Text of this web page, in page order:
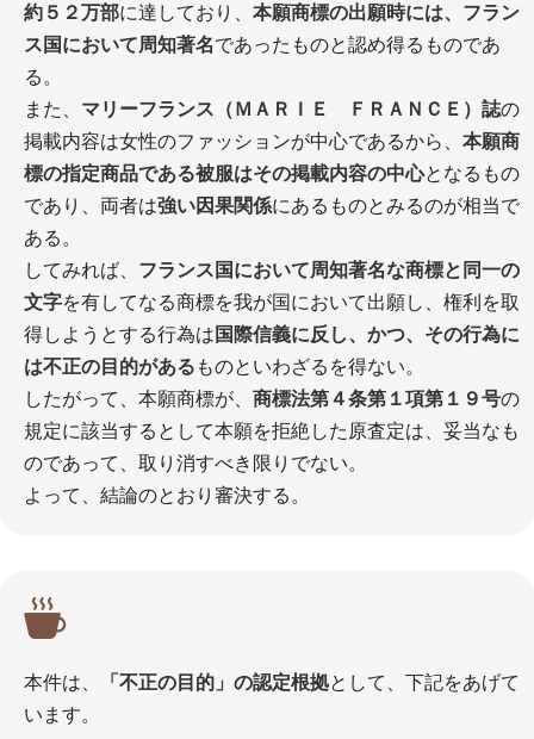
約５２万部に達しており、 本願商標の出願時には、フラン
ス国において周知著名であったものと認め得るものであ
る。
また、 マリーフランス（ＭＡＲＩＥ ＦＲＡＮＣＥ）誌の
掲載内容は女性のファッションが中心であるから、 本願商
標の指定商品である被服はその掲載内容の中心となるもの
であり、両者は強い因果関係にあるものとみるのが相当で
ある。
してみれば、 フランス国において周知著名な商標と同一の
文字を有してなる商標を我が国において出願し、権利を取
得しようとする行為は 国際信義に反し、かつ、その行為に
は不正の目的がある ものといわざるを得ない。
したがって、本願商標が、 商標法第４条第１項第１９号の
規定に該当するとして本願を拒絶した原査定は、妥当なも
のであって、取り消すべき限りでない。
よって、結論のとおり審決する。
本件は、 「不正の目的」の認定根拠として、下記をあげて
います。